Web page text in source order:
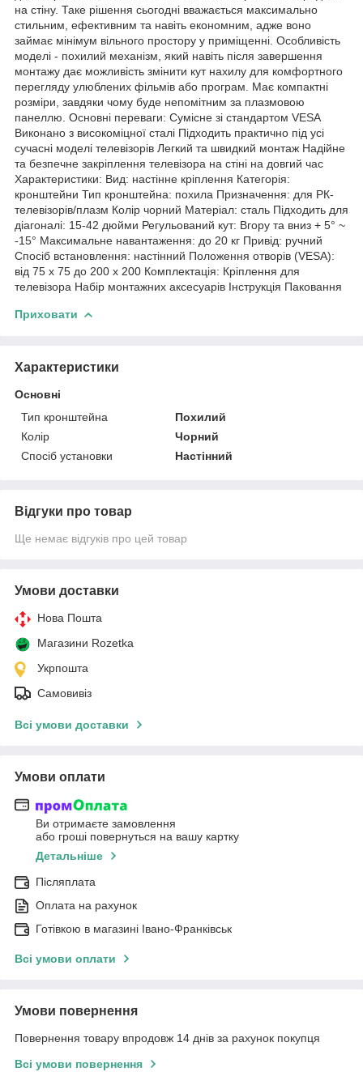
на стіну. Таке рішення сьогодні вважається максимально
стильним, ефективним та навіть економним, адже воно
займає мінімум вільного простору у приміщенні. Особливість
моделі - похилий механізм, який навіть після завершення
монтажу дає можливість змінити кут нахилу для комфортного
перегляду улюблених фільмів або програм. Має компактні
розміри, завдяки чому буде непомітним за плазмовою
панеллю. Основні переваги: Сумісне зі стандартом VESA
Виконано з високоміцної сталі Підходить практично під усі
сучасні моделі телевізорів Легкий та швидкий монтаж Надійне
та безпечне закріплення телевізора на стіні на довгий час
Характеристики: Вид: настінне кріплення Категорія:
кронштейни Тип кронштейна: похила Призначення: для РК-
телевізорів/плазм Колір чорний Матеріал: сталь Підходить для
діагоналі: 15-42 дюйми Регульований кут: Вгору та вниз + 5° ~
-15° Максимальне навантаження: до 20 кг Привід: ручний
Спосіб встановлення: настінний Положення отворів (VESA):
від 75 x 75 до 200 x 200 Комплектація: Кріплення для
телевізора Набір монтажних аксесуарів Інструкція Паковання
Приховати
Характеристики
Основні
Тип кронштейна
Похилий
Колір
Чорний
Спосіб установки
Настінний
Відгуки про товар
Ще немає відгуків про цей товар
Умови доставки
Нова Пошта
Магазини Rozetka
Укрпошта
Самовивіз
Всі умови доставки
Умови оплати
Ви отримаєте замовлення
або гроші повернуться на вашу картку
Детальніше
Післяплата
Оплата на рахунок
Готівкою в магазині Івано-Франківськ
Всі умови оплати
Умови повернення
Повернення товару впродовж 14 днів за рахунок покупця
Всі умови повернення